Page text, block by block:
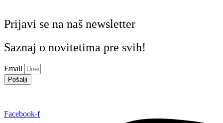
Prijavi se na naš newsletter
Saznaj o novitetima pre svih!
Email
Pošalji
Facebook-f